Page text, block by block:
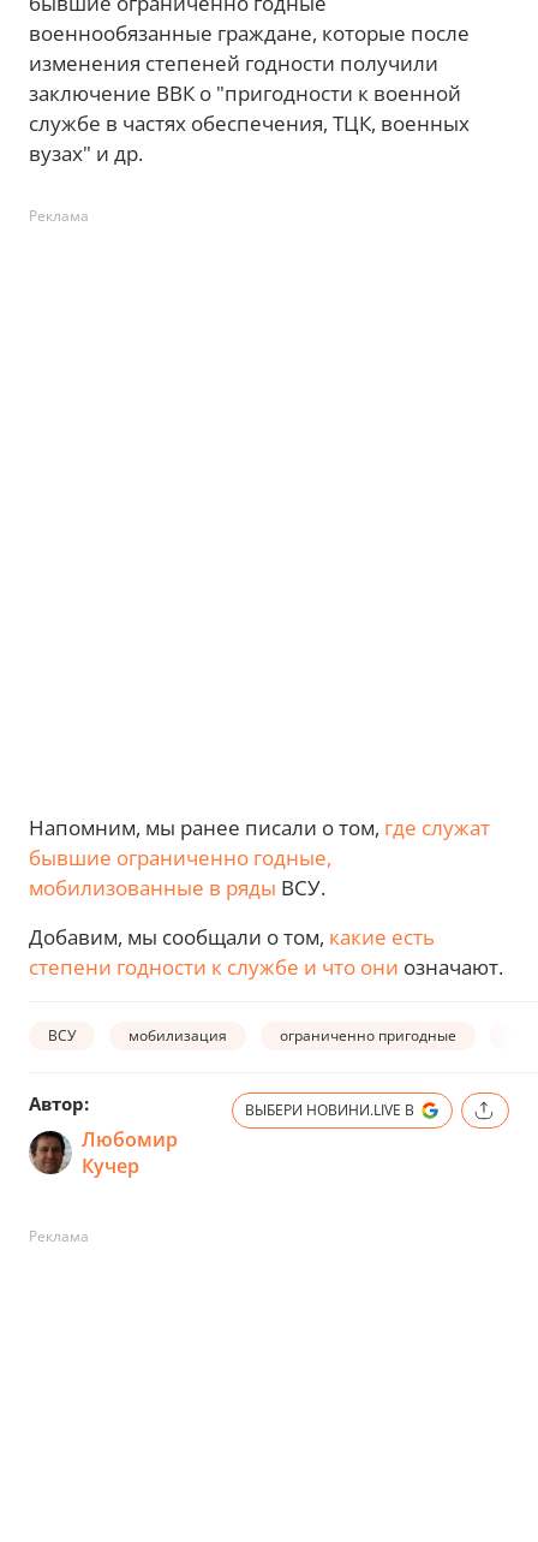
военнообязанные граждане, которые после
изменения степеней годности получили
заключение ВВК о "пригодности к военной
службе в частях обеспечения, ТЦК, военных
вузах" и др.
Реклама
Напомним, мы ранее писали о том, где служат
бывшие ограниченно годные,
мобилизованные в ряды ВСУ.
Добавим, мы сообщали о том, какие есть
степени годности к службе и что они означают.
ВСУ мобилизация ограниченно пригодные
Автор:
Любомир
Кучер
ВЫБЕРИ НОВИНИ.LIVE В
Реклама